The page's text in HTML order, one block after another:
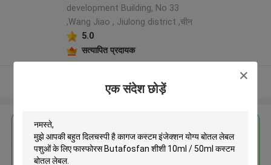
एक संदेश छोड़ें
development Building, No 33
,Wang Jiao , Jiulong district ,चीन
5.0
सत्यापित प्रदायक
और देखो
सबसे उत्तम प्रतिदान प्राप्त करें